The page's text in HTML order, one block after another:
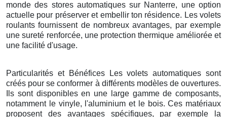
monde des stores automatiques sur Nanterre, une option
actuelle pour préserver et embellir ton résidence. Les volets
roulants fournissent de nombreux avantages, par exemple
une sureté renforcée, une protection thermique améliorée et
une facilité d'usage.
Particularités et Bénéfices Les volets automatiques sont
créés pour se conformer à différents modèles de ouvertures.
Ils sont disponibles en une large gamme de composants,
notamment le vinyle, l'aluminium et le bois. Ces matériaux
proposent des avantages spécifiques, par exemple la